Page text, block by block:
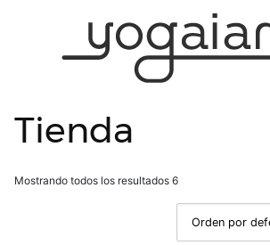
contenido
Tienda
Mostrando todos los resultados 6